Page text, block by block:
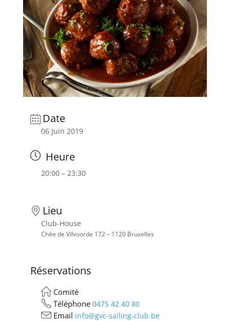
Date
06 Juin 2019
Heure
20:00 – 23:30
Lieu
Club-House
Chée de Vilvoorde 172 – 1120 Bruxelles
Réservations
Comité
Téléphone 0475 42 40 80
Email info@gvc-sailing-club.be